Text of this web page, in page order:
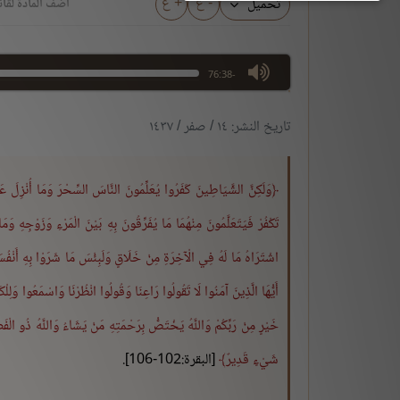
أضف المادة
-76:38
max volume
تاريخ النشر: ١٤ / صفر / ١٤٣٧
وَلَكِنَّ الشَّيَاطِينَ كَفَرُوا يُعَلِّمُونَ النَّاسَ السِّحْرَ وَمَا
تَكْفُرْ فَيَتَعَلَّمُونَ مِنْهُمَا مَا يُفَرِّقُونَ بِهِ بَيْنَ الْمَرْءِ وَزَوْجِهِ
اشْتَرَاهُ مَا لَهُ فِي الْآخِرَةِ مِنْ خَلَاقٍ وَلَبِئْسَ مَا شَرَوْا بِهِ
أَيُّهَا الَّذِينَ آمَنُوا لَا تَقُولُوا رَاعِنَا وَقُولُوا انْظُرْنَا وَاسْمَعُوا
خَيْرٍ مِنْ رَبِّكُمْ وَاللَّهُ يَخْتَصُّ بِرَحْمَتِهِ مَنْ يَشَاءُ وَاللَّهُ ذُو
شَيْءٍ قَدِيرٌ [البقرة:102-106].